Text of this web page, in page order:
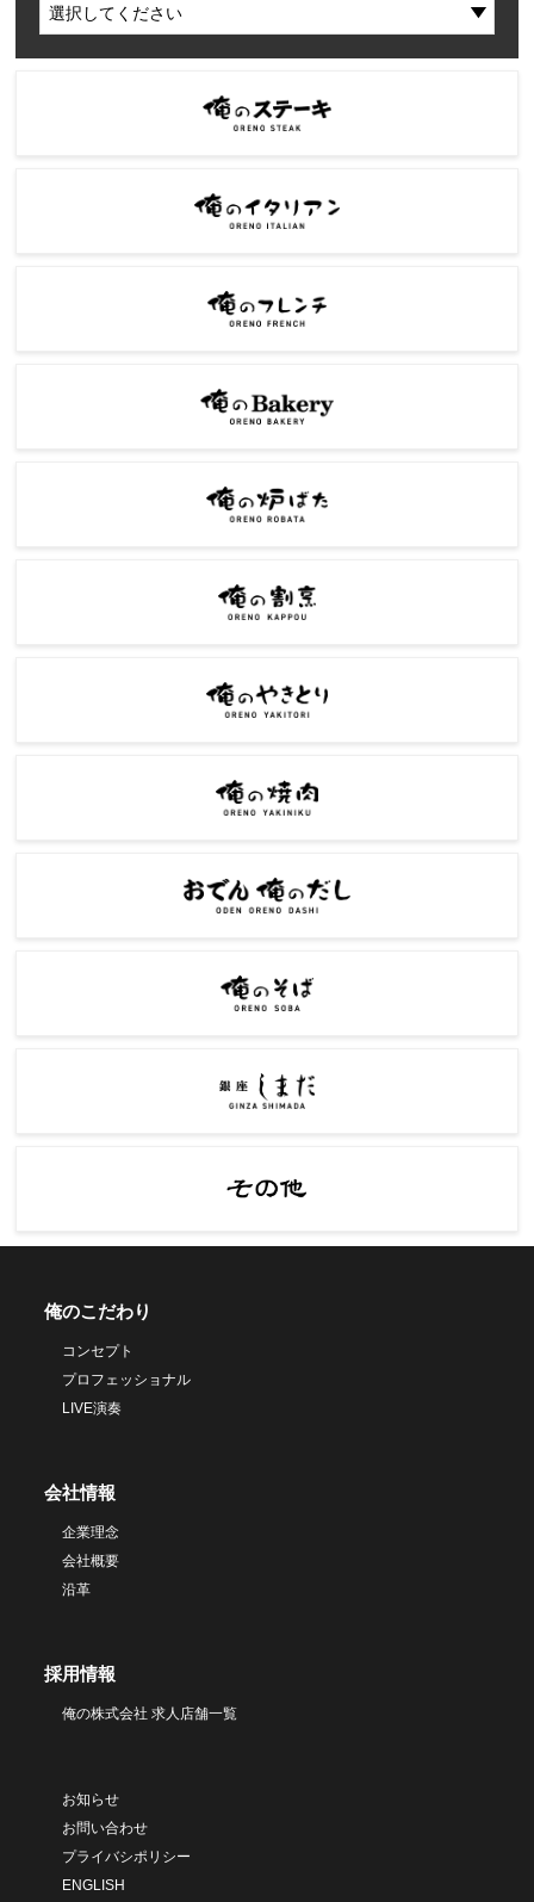
俺のこだわり
コンセプト
プロフェッショナル
LIVE演奏
会社情報
企業理念
会社概要
沿革
採用情報
俺の株式会社 求人店舗一覧
お知らせ
お問い合わせ
プライバシポリシー
ENGLISH